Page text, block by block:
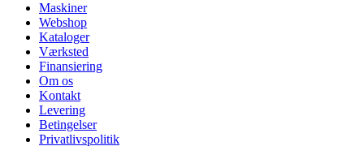
Maskiner
Webshop
Kataloger
Værksted
Finansiering
Om os
Kontakt
Levering
Betingelser
Privatlivspolitik